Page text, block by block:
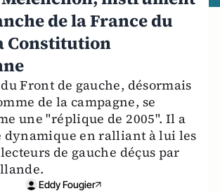
de la France du
Constitution
Front de gauche, désormais
de la campagne, se
une "réplique de 2005". Il a
dynamique en ralliant à lui les
de gauche déçus par
Eddy Fougier